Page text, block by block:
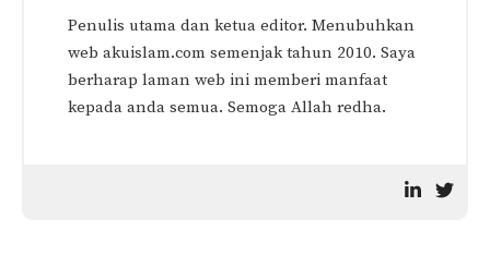
ISRAK MIKRAJ: Peristiwa,
Pengajaran dan Amalan
Malam Itu
Manusia Dan Rezeki